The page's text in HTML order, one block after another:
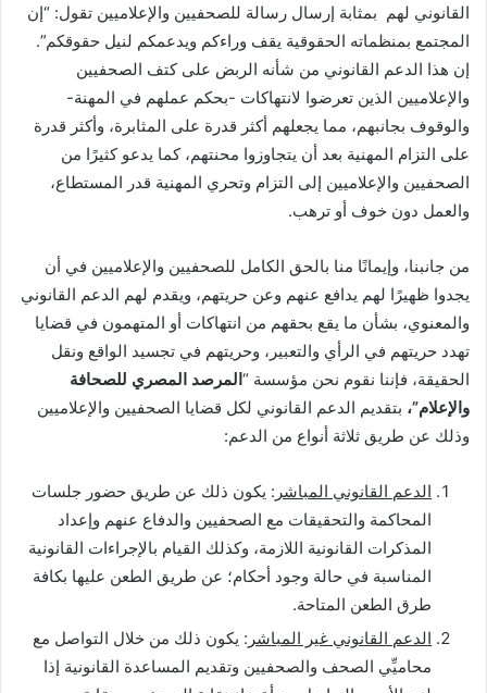
القانوني لهم بمثابة إرسال رسالة للصحفيين والإعلاميين تقول: “إن
المجتمع بمنظماته الحقوقية يقف وراءكم ويدعمكم لنيل حقوقكم”.
إن هذا الدعم القانوني من شأنه الربض على كتف الصحفيين
والإعلاميين الذين تعرضوا لانتهاكات -بحكم عملهم في المهنة-
والوقوف بجانبهم، مما يجعلهم أكثر قدرة على المثابرة، وأكثر قدرة
على التزام المهنية بعد أن يتجاوزوا محنتهم، كما يدعو كثيرًا من
الصحفيين والإعلاميين إلى التزام وتحري المهنية قدر المستطاع،
والعمل دون خوف أو ترهب.
من جانبنا، وإيمانًا منا بالحق الكامل للصحفيين والإعلاميين في أن
يجدوا ظهيرًا لهم يدافع عنهم وعن حريتهم، ويقدم لهم الدعم القانوني
والمعنوي، بشأن ما يقع بحقهم من انتهاكات أو المتهمون في قضايا
تهدد حريتهم في الرأي والتعبير، وحريتهم في تجسيد الواقع ونقل
الحقيقة، فإننا نقوم نحن مؤسسة “المرصد المصري للصحافة
والإعلام”، بتقديم الدعم القانوني لكل قضايا الصحفيين والإعلاميين
وذلك عن طريق ثلاثة أنواع من الدعم:
الدعم القانوني المباشر : يكون ذلك عن طريق حضور جلسات
المحاكمة والتحقيقات مع الصحفيين والدفاع عنهم وإعداد
المذكرات القانونية اللازمة، وكذلك القيام بالإجراءات القانونية
المناسبة في حالة وجود أحكام؛ عن طريق الطعن عليها بكافة
طرق الطعن المتاحة.
الدعم القانوني غير المباشر : يكون ذلك من خلال التواصل مع
محاميِّي الصحف والصحفيين وتقديم المساعدة القانونية إذا